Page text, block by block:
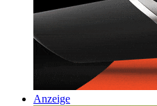
Anzeige